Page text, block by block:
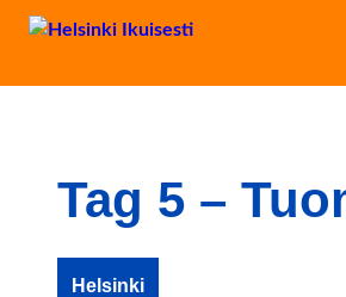
Tag 5 –
Helsinki